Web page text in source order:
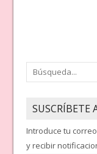
SUSCRÍBETE
Introduce tu
y recibir